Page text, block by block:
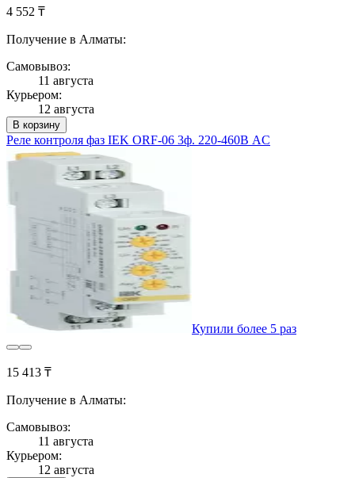
4 552 ₸
Получение в Алматы:
Самовывоз:
11 августа
Курьером:
12 августа
В корзину
Реле контроля фаз IEK ORF-06 3ф. 220-460В AC
Купили более 5 раз
15 413 ₸
Получение в Алматы:
Самовывоз:
11 августа
Курьером:
12 августа